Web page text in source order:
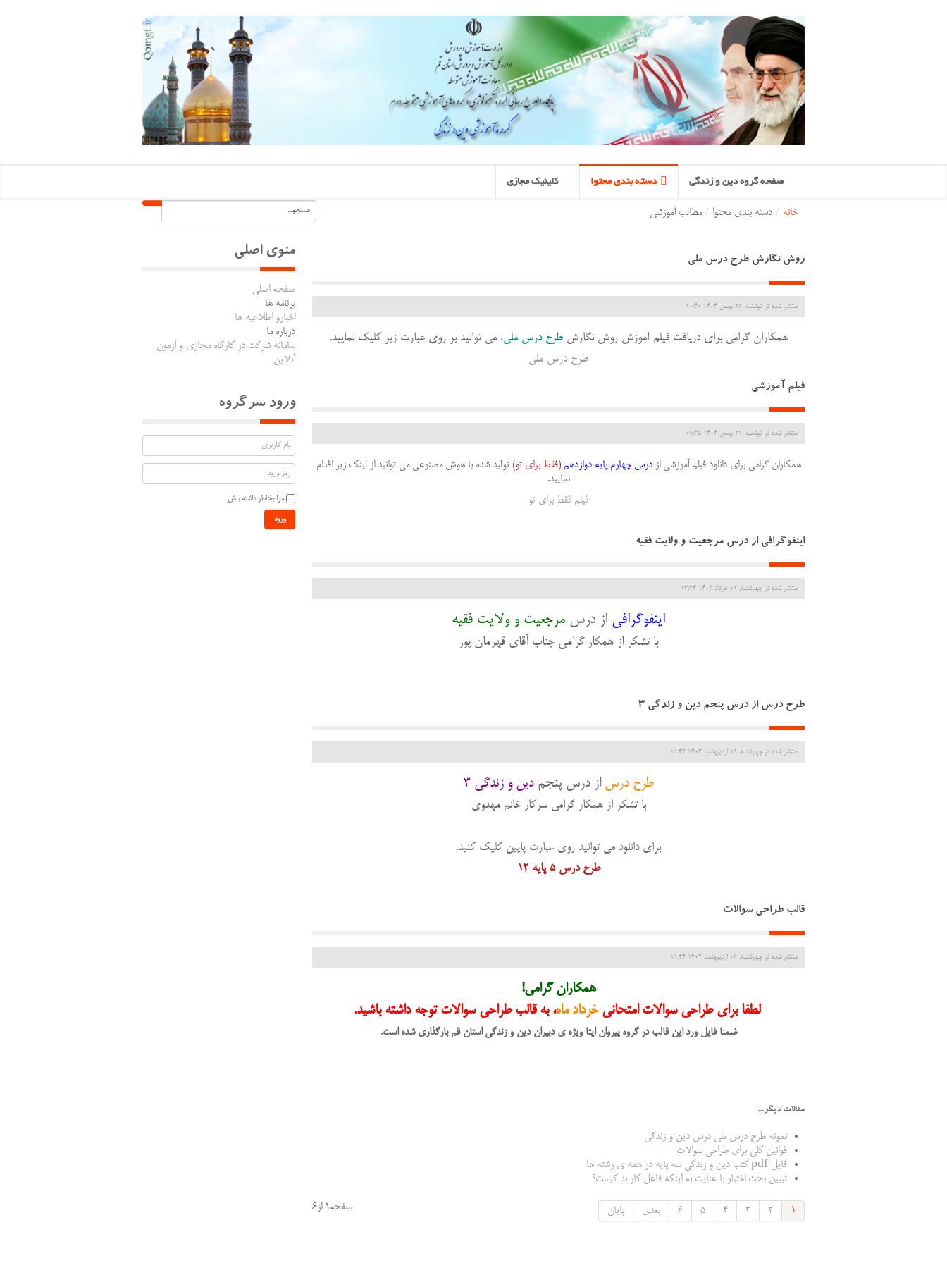
صفحه گروه دین و زندگی دسته بندی محتوا کلینیک مجازی
خانه / دسته بندی محتوا / مطالب آموزشی
روش نگارش طرح درس ملی
منتشر شده در دوشنبه, 28 بهمن 1404 10:40
همکاران گرامی برای دریافت فیلم آموزش روش نگارشطرح درس ملی، می توانید بر روی عبارت زیر کلیک نمایید.
طرح درس ملی
فیلم آموزشی
منتشر شده در دوشنبه, 21 بهمن 1404 09:35
همکاران گرامی برای دانلود فیلم آموزشی ازدرس چهارم پایه دوازدهم (فقط برای تو) تولید شده با هوش مصنوعی می توانید از لینک زیر اقدام
نمایید.
فیلم فقط برای تو
اینفوگرافی از درس مرجعیت و ولایت فقیه
منتشر شده در چهارشنبه, 09 خرداد 1403 13:24
اینفوگرافی از درس مرجعیت و ولایت فقیه
با تشکر از همکار گرامی جناب آقای قهرمان پور
طرح درس از درس پنجم دین و زندگی 3
منتشر شده در چهارشنبه, 19 ارديبهشت 1403 11:43
طرح درس از درس پنجمدین و زندگی 3
با تشکر از همکار گرامی سرکار خانم مهدوی
برای دانلود می توانید روی عبارت پایین کلیک کنید.
طرح درس 5 پایه 12
قالب طراحی سوالات
منتشر شده در چهارشنبه, 06 ارديبهشت 1402 11:44
همکاران گرامی!
لطفا برای طراحی سوالات امتحانیخرداد ماه، به قالب طراحی سوالات توجه داشته باشید.
ضمنا فایل ورد این قالب در گروه پیروان ایتا ویژه ی دبیران دین و زندگی استان قم بارگذاری شده است.
مقالات دیگر...
نمونه طرح درس ملی درس دین و زندگی
قوانین کلی برای طراحی سوالات
فایل pdf کتب دین و زندگی سه پایه در همه ی رشته ها
تبیین بحث اختیار با عنایت به اینکه فاعل کار بد کیست؟
صفحه1 از6 1
2
3
4
5
6 بعدی پایان
منوی اصلی
صفحه اصلی
برنامه ها
اخبارو اطلاعیه ها
درباره ما
سامانه شرکت در کارگاه مجازی و آزمون
آنلاین
ورود سرگروه
مرا بخاطر داشته باش
ورود